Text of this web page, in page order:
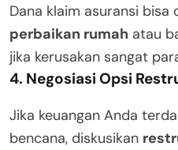
Dana klaim asuransi bisa
perbaikan rumah atau
jika kerusakan sangat
4. Negosiasi Opsi
Jika keuangan Anda
bencana, diskusikan